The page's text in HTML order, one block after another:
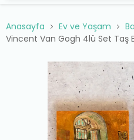
Anasayfa Ev ve Yaşam
Vincent Van Gogh 4lü Set Taş